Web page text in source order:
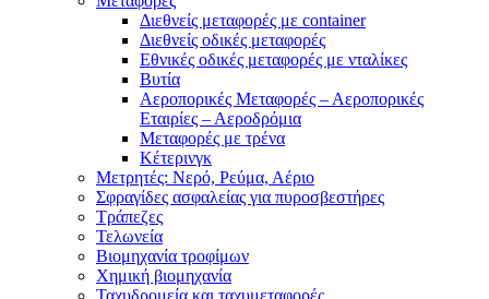
Διεθνείς μεταφορές με container
Διεθνείς οδικές μεταφορές
Εθνικές οδικές μεταφορές με νταλίκες
Βυτία
Αεροπορικές Μεταφορές – Αεροπορικές
Εταιρίες – Αεροδρόμια
Μεταφορές με τρένα
Κέτερινγκ
Μετρητές: Νερό, Ρεύμα, Αέριο
Σφραγίδες ασφαλείας για πυροσβεστήρες
Τράπεζες
Τελωνεία
Βιομηχανία τροφίμων
Χημική βιομηχανία